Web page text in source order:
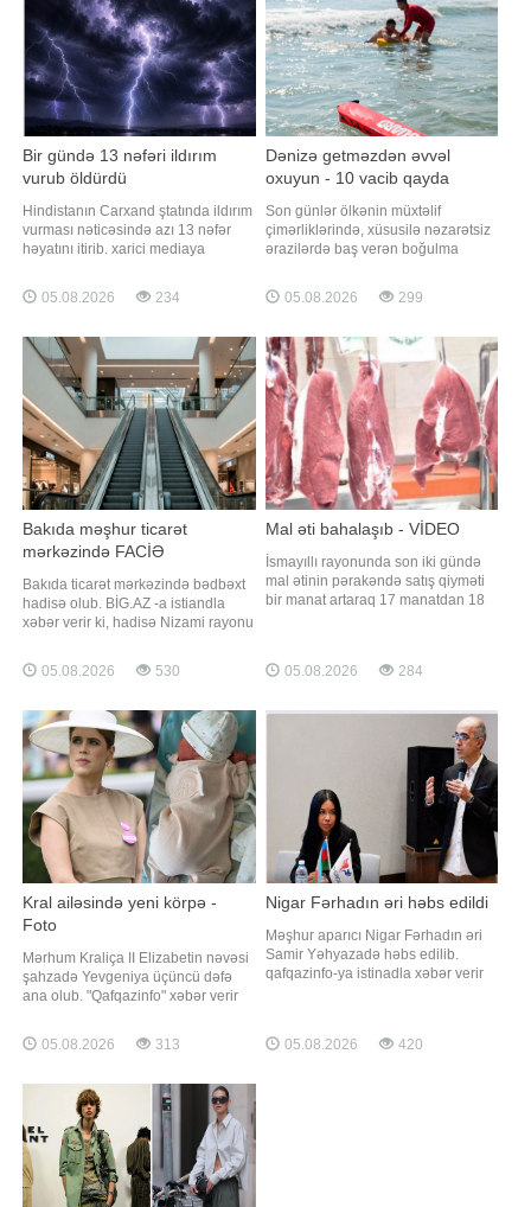
disbalan
Bir gündə 13 nəfəri ildırım
vurub öldürdü
Hindistanın Carxand ştatında ildırım
vurması nəticəsində azı 13 nəfər
həyatını itirib. xarici mediaya
8-i Giridih, 3-ü Dumka, daha 2-si isə
Latehar dairəsində qeydə alınıb.
müşayiət olunan bir gündə baş
verib. Bölgə rəhbərliy
05.08.2026 234
Dənizə getməzdən əvvəl
oxuyun - 10 vacib qayda
Son günlər ölkənin müxtəlif
çimərliklərində, xüsusilə nəzarətsiz
ərazilərdə baş verən boğulma
"Qafqazinfo" xəbər verir ki, bu cür
hadisələrin əksəriyyəti təhlükəsizlik
bağlıdır. Boğulma riskini minimuma
endirmək üçün aşağıdakı
təhlükəsizli
05.08.2026 299
Bakıda məşhur ticarət
mərkəzində FACİƏ
Bakıda ticarət mərkəzində bədbəxt
hadisə olub. BİG.AZ -a istiandla
xəbər verir ki, hadisə Nizami rayonu
mərkəzində baş verib. Burada
çalışan şəxslərdən biri liftin
klinikalardan birinə çatdırılsa da
həyatını xilas etmək mümkün
olmayıb
05.08.2026 530
Mal əti bahalaşıb - VİDEO
İsmayıllı rayonunda son iki gündə
mal ətinin pərakəndə satış qiyməti
bir manat artaraq 17 manatdan 18
da ciddi təsir göstərib. Alıcılar da
Onların sözlərin
05.08.2026 284
Kral ailəsində yeni körpə -
Foto
Mərhum Kraliça II Elizabetin nəvəsi
şahzadə Yevgeniya üçüncü dəfə
ana olub. "Qafqazinfo" xəbər verir
açıqlama yayıb. Məlumata görə,
şahzadə və həyat yoldaşı Cek
Lissabondakı xəstəxanada dünyaya
gələn qız övladlarını qucağına alıb.
Açıqlamad
05.08.2026 313
Nigar Fərhadın əri həbs edildi
Məşhur aparıcı Nigar Fərhadın əri
Samir Yəhyazadə həbs edilib.
qafqazinfo-ya istinadla xəbər verir
müddətdir "AİD Group"la bağlı
05.08.2026 420